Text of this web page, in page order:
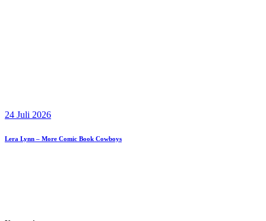
24 Juli 2026
Lera Lynn – More Comic Book Cowboys